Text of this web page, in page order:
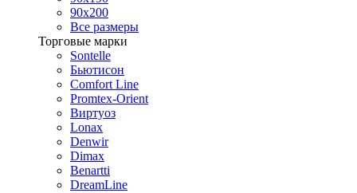
90х200
Все размеры
Торговые марки
Sontelle
Бьютисон
Comfort Line
Promtex-Orient
Виртуоз
Lonax
Denwir
Dimax
Benartti
DreamLine